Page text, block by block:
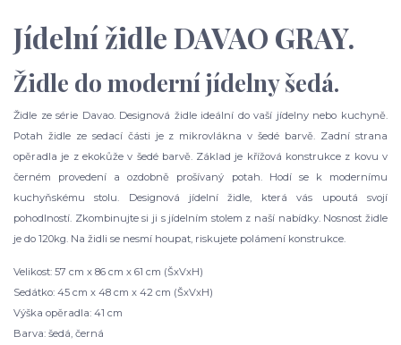
Jídelní židle DAVAO GRAY.
Židle do moderní jídelny šedá.
Židle ze série Davao. Designová židle ideální do vaší jídelny nebo kuchyně.
Potah židle ze sedací části je z mikrovlákna v šedé barvě. Zadní strana
opěradla je z ekokůže v šedé barvě. Základ je křížová konstrukce z kovu v
černém provedení a ozdobně prošívaný potah. Hodí se k modernímu
kuchyňskému stolu. Designová jídelní židle, která vás upoutá svojí
pohodlností. Zkombinujte si ji s jídelním stolem z naší nabídky. Nosnost židle
je do 120kg. Na židli se nesmí houpat, riskujete polámení konstrukce.
Velikost: 57 cm x 86 cm x 61 cm (ŠxVxH)
Sedátko: 45 cm x 48 cm x 42 cm (ŠxVxH)
Výška opěradla: 41 cm
Barva: šedá, černá